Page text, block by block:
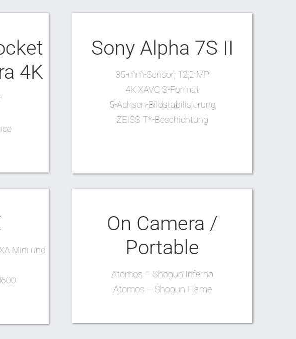
4K
Sony Alpha 7S II
35-mm-Sensor; 12,2 MP
4K XAVC S-Format
5-Achsen-Bildstabilisierung
ZEISS T*-Beschichtung
Mini und
On Camera /
Portable
Atomos – Shogun Inferno
Atomos – Shogun Flame